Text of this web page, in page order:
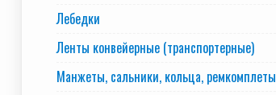
Лебедки
Ленты конвейерные (транспортерные)
Манжеты, сальники, кольца, ремкомплеты